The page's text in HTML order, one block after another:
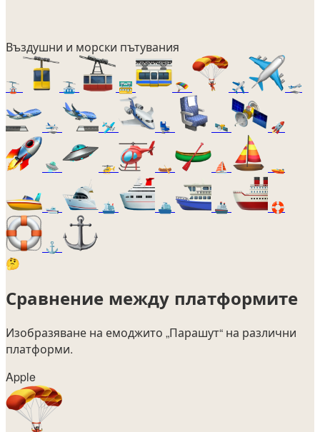
Въздушни и морски пътувания
🚡 🚠 🚟 🪂 ✈️ 🛫
🛬 🛩️ 💺 🛰️ 🚀
🛸 🚁 🛶 ⛵ 🚤
🛥️ 🛳️ ⛴️ 🚢 🛟
⚓
🤔
Сравнение между платформите
Изобразяване на емоджито „Парашут“ на различни
платформи.
Apple